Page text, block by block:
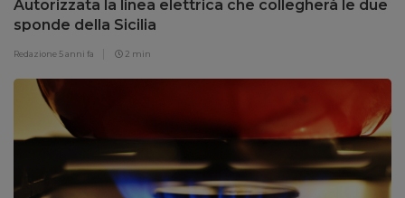
Autorizzata la linea elettrica che collegherà le due
sponde della Sicilia
Redazione 5 anni fa 2 min